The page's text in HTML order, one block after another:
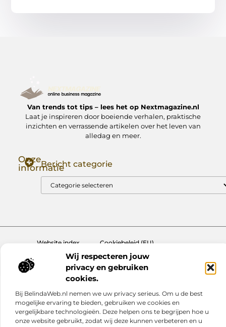
Wij respecteren jouw
privacy en gebruiken
cookies.
Bij BelindaWeb.nl nemen we uw privacy serieus. Om u de best
mogelijke ervaring te bieden, gebruiken we cookies en
vergelijkbare technologieën. Deze helpen ons te begrijpen hoe u
onze website gebruikt, zodat wij deze kunnen verbeteren en u
Van trends tot tips – lees het op Nextmagazine.nl
Laat je inspireren door boeiende verhalen, praktische
inzichten en verrassende artikelen over het leven van
alledag en meer.
Onze
informatieBericht categorie
Website index
Cookiebeleid (EU)
@2025 www.nextmagazine.nl. All Right Reserved.